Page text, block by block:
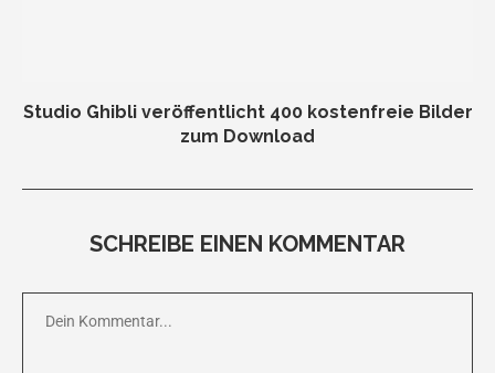
Studio Ghibli veröffentlicht 400 kostenfreie Bilder
zum Download
SCHREIBE EINEN KOMMENTAR